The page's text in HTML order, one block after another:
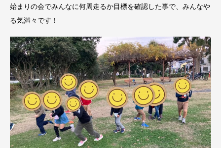
始まりの会でみんなに何周走るか目標を確認した事で、みんなや
る気満々です！